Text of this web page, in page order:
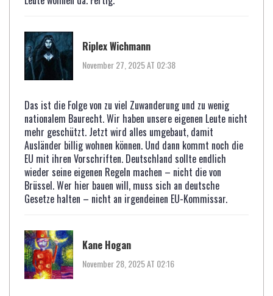
Riplex Wichmann
November 27, 2025 AT 02:38
Das ist die Folge von zu viel Zuwanderung und zu wenig
nationalem Baurecht. Wir haben unsere eigenen Leute nicht
mehr geschützt. Jetzt wird alles umgebaut, damit
Ausländer billig wohnen können. Und dann kommt noch die
EU mit ihren Vorschriften. Deutschland sollte endlich
wieder seine eigenen Regeln machen – nicht die von
Brüssel. Wer hier bauen will, muss sich an deutsche
Gesetze halten – nicht an irgendeinen EU-Kommissar.
Kane Hogan
November 28, 2025 AT 02:16